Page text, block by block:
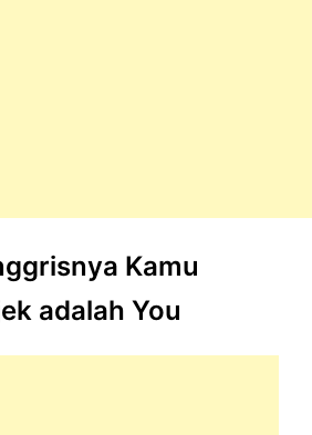
Kamu
adalah You